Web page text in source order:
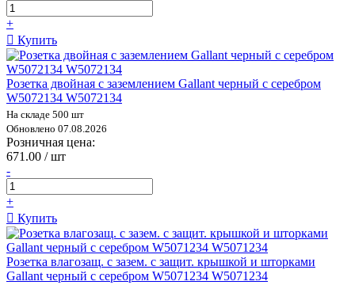
+
Купить
Розетка двойная с заземлением Gallant черный с серебром
W5072134 W5072134
На складе 500 шт
Обновлено 07.08.2026
Розничная цена:
671.00 / шт
-
+
Купить
Розетка влагозащ. с зазем. с защит. крышкой и шторками
Gallant черный с серебром W5071234 W5071234